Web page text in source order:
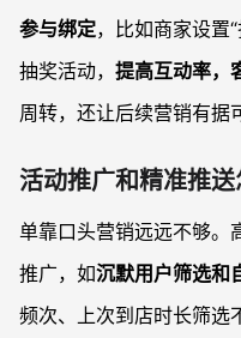
参与绑定，比如商家设置
抽奖活动， 提高互动率，
周转，还让后续营销有据
活动推广和精准推送
单靠口头营销远远不够。
推广，如沉默用户筛选和
频次、上次到店时长筛选